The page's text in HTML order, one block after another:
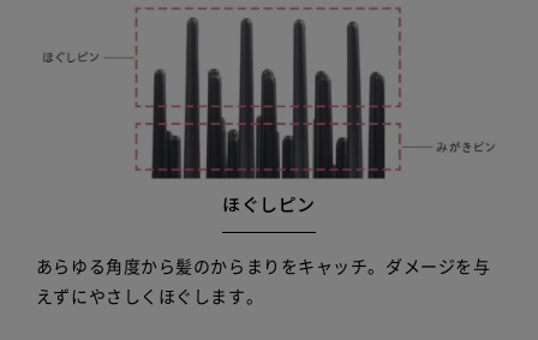
ほぐしピン
あらゆる角度から髪のからまりをキャッチ。ダメージを与
えずにやさしくほぐします。